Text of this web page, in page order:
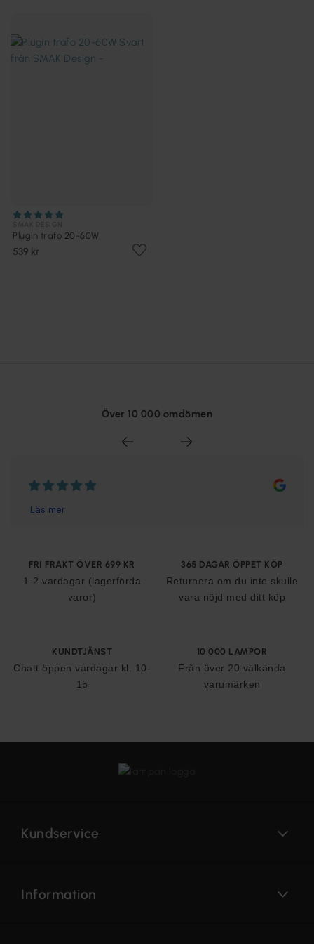
Plugin trafo 20-60W
539 kr
Över 10 000 omdömen
FRI FRAKT ÖVER 699 KR
1-2 vardagar (lagerförda
varor)
365 DAGAR ÖPPET KÖP
Returnera om du inte skulle
vara nöjd med ditt köp
KUNDTJÄNST
Chatt öppen vardagar kl. 10-
15
10 000 LAMPOR
Från över 20 välkända
varumärken
Kundservice
Information